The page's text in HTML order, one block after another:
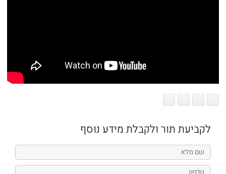
לקביעת תור ולקבלת מידע נוסף
שם
מלא
טלפון